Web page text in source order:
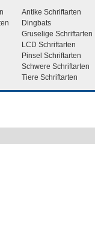
Antike Schriftarten
Dingbats
Gruselige Schriftarten
LCD Schriftarten
Pinsel Schriftarten
Schwere Schriftarten
Tiere Schriftarten